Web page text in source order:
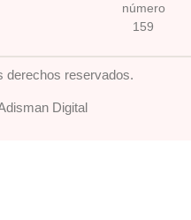
número
159
derechos reservados.
Digital